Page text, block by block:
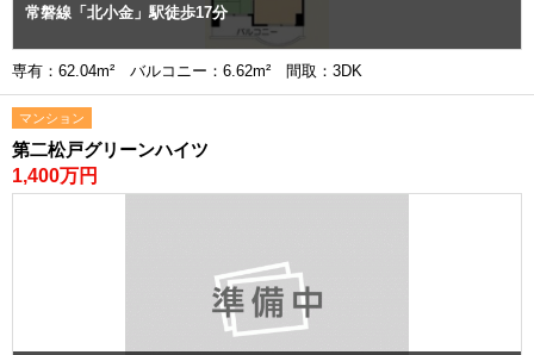
常磐線「北小金」駅徒歩17分
専有：62.04m² バルコニー：6.62m² 間取：3DK
マンション
第二松戸グリーンハイツ
1,400万円